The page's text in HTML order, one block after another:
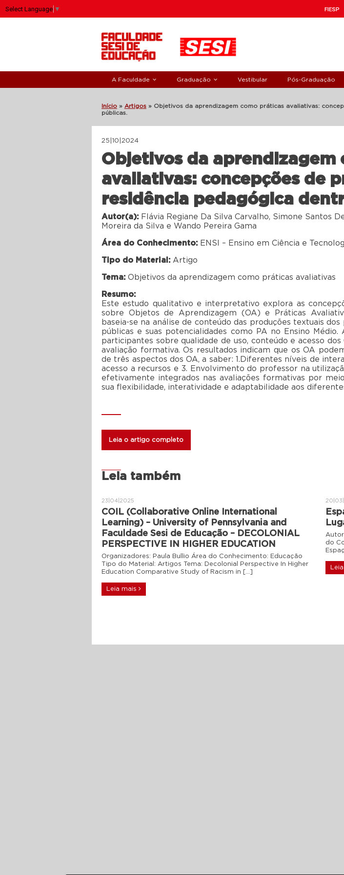
Select Language ▼ FIESP
A Faculdade Graduação Vestibular Pós-Graduação
Início » Artigos » Objetivos da aprendizagem como práticas avaliativas:
públicas.
25|10|2024
Objetivos da aprendizagem
avaliativas: concepções de
residência pedagógica
Autor(a): Flávia Regiane Da Silva Carvalho, Simone Santos
Moreira da Silva e Wando Pereira Gama
Área do Conhecimento: ENSI – Ensino em Ciência e
Tipo do Material: Artigo
Tema: Objetivos da aprendizagem como práticas avaliativas
Resumo:
Este estudo qualitativo e interpretativo explora as
sobre Objetos de Aprendizagem (OA) e Práticas
baseia-se na análise de conteúdo das produções textuais
públicas e suas potencialidades como PA no Ensino
participantes sobre qualidade de uso, conteúdo e acesso
avaliação formativa. Os resultados indicam que os OA
de três aspectos dos OA, a saber: 1.Diferentes níveis de
acesso a recursos e 3. Envolvimento do professor na
efetivamente integrados nas avaliações formativas por
sua flexibilidade, interatividade e adaptabilidade aos
Leia o artigo completo
Leia também
23|04|2025
COIL (Collaborative Online International
Learning) – University of Pennsylvania and
Faculdade Sesi de Educação – DECOLONIAL
PERSPECTIVE IN HIGHER EDUCATION
Organizadores: Paula Bullio Área do Conhecimento: Educação
Tipo do Material: Artigos Tema: Decolonial Perspective In Higher
Education Comparative Study of Racism in […]
Leia mais
do